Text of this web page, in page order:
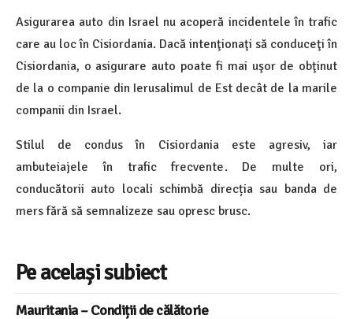
Asigurarea auto din Israel nu acoperă incidentele în trafic
care au loc în Cisiordania. Dacă intenţionaţi să conduceţi în
Cisiordania, o asigurare auto poate fi mai uşor de obţinut
de la o companie din Ierusalimul de Est decât de la marile
companii din Israel.
Stilul de condus în Cisiordania este agresiv, iar
ambuteiajele în trafic frecvente. De multe ori,
conducătorii auto locali schimbă direcția sau banda de
mers fără să semnalizeze sau opresc brusc.
Pe același subiect
Mauritania – Condiții de călătorie